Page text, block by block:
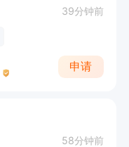
39分钟前
申请
58分钟前